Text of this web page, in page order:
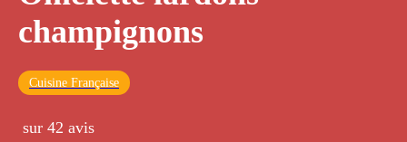
champignons
Cuisine Française
sur 42 avis